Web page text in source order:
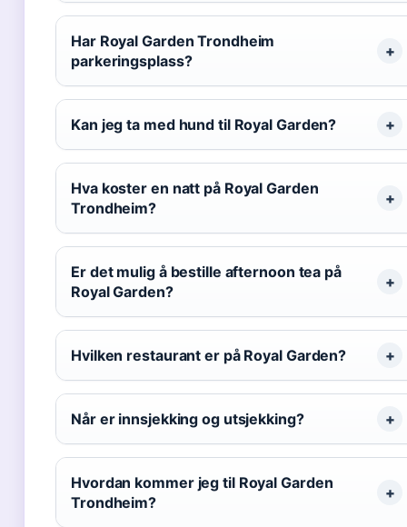
Har Royal Garden Trondheim
parkeringsplass?
Kan jeg ta med hund til Royal Garden?
Hva koster en natt på Royal Garden
Trondheim?
Er det mulig å bestille afternoon tea på
Royal Garden?
Hvilken restaurant er på Royal Garden?
Når er innsjekking og utsjekking?
Hvordan kommer jeg til Royal Garden
Trondheim?